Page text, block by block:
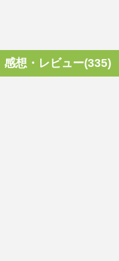
感想・レビュー(335)